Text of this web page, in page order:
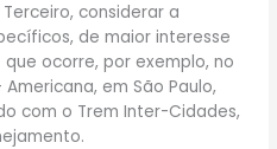
considerar a
de maior interesse
ocorre, por exemplo, no
em São Paulo,
com o Trem Inter-Cidades,